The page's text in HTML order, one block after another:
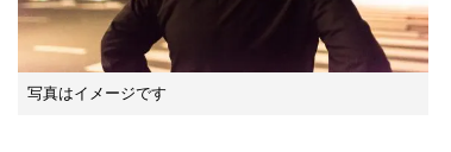
写真はイメージです